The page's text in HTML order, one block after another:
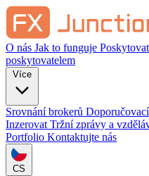
O nás Jak to funguje
poskytovatelem
Srovnání brokerů
Inzerovat Tržní zprávy a
Portfolio Kontaktujte nás
CS